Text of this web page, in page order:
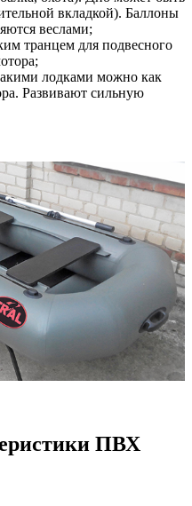
вкладкой). Баллоны
веслами;
транцем для подвесного
лодками можно как
Развивают сильную
ПВХ